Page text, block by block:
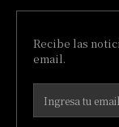
Recibe las
email.